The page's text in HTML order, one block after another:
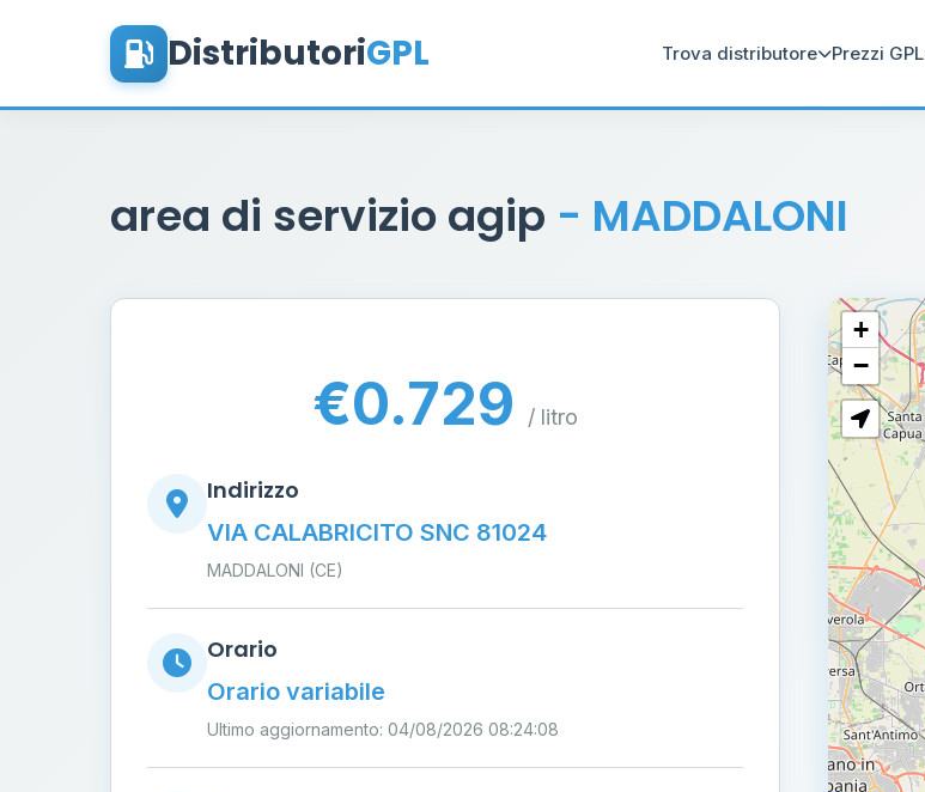
DistributoriGPL Trova distributore Prezzi GPL
area di servizio agip - MADDALONI
€0.729 / litro
Indirizzo
VIA CALABRICITO SNC 81024
MADDALONI (CE)
Orario
Orario variabile
Ultimo aggiornamento: 04/08/2026 08:24:08
+
−